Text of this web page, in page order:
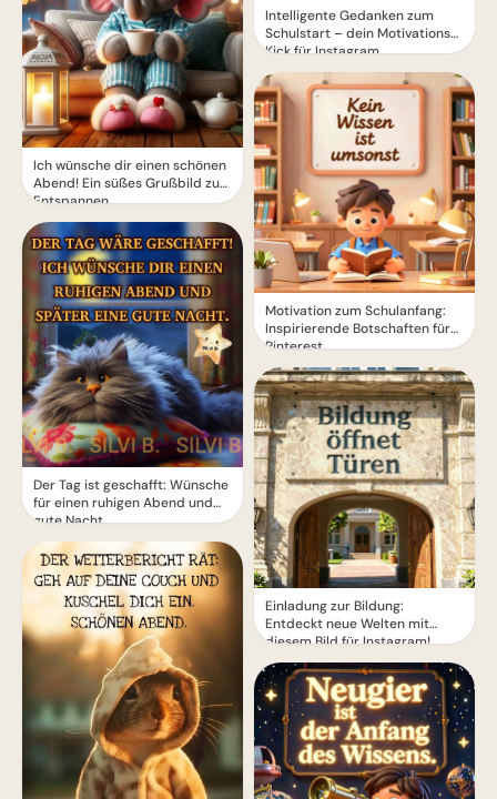
Ich wünsche dir einen schönen
Abend! Ein süßes Grußbild zum
Entspannen
Der Tag ist geschafft: Wünsche
für einen ruhigen Abend und
gute Nacht.
Intelligente Gedanken zum
Schulstart – dein Motivations-
Kick für Instagram
Motivation zum Schulanfang:
Inspirierende Botschaften für
Pinterest
Einladung zur Bildung:
Entdeckt neue Welten mit
diesem Bild für Instagram!